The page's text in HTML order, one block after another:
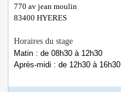
770 av jean moulin
83400 HYERES
Horaires du stage
Matin : de 08h30 à 12h30
Après-midi : de 12h30 à 16h30